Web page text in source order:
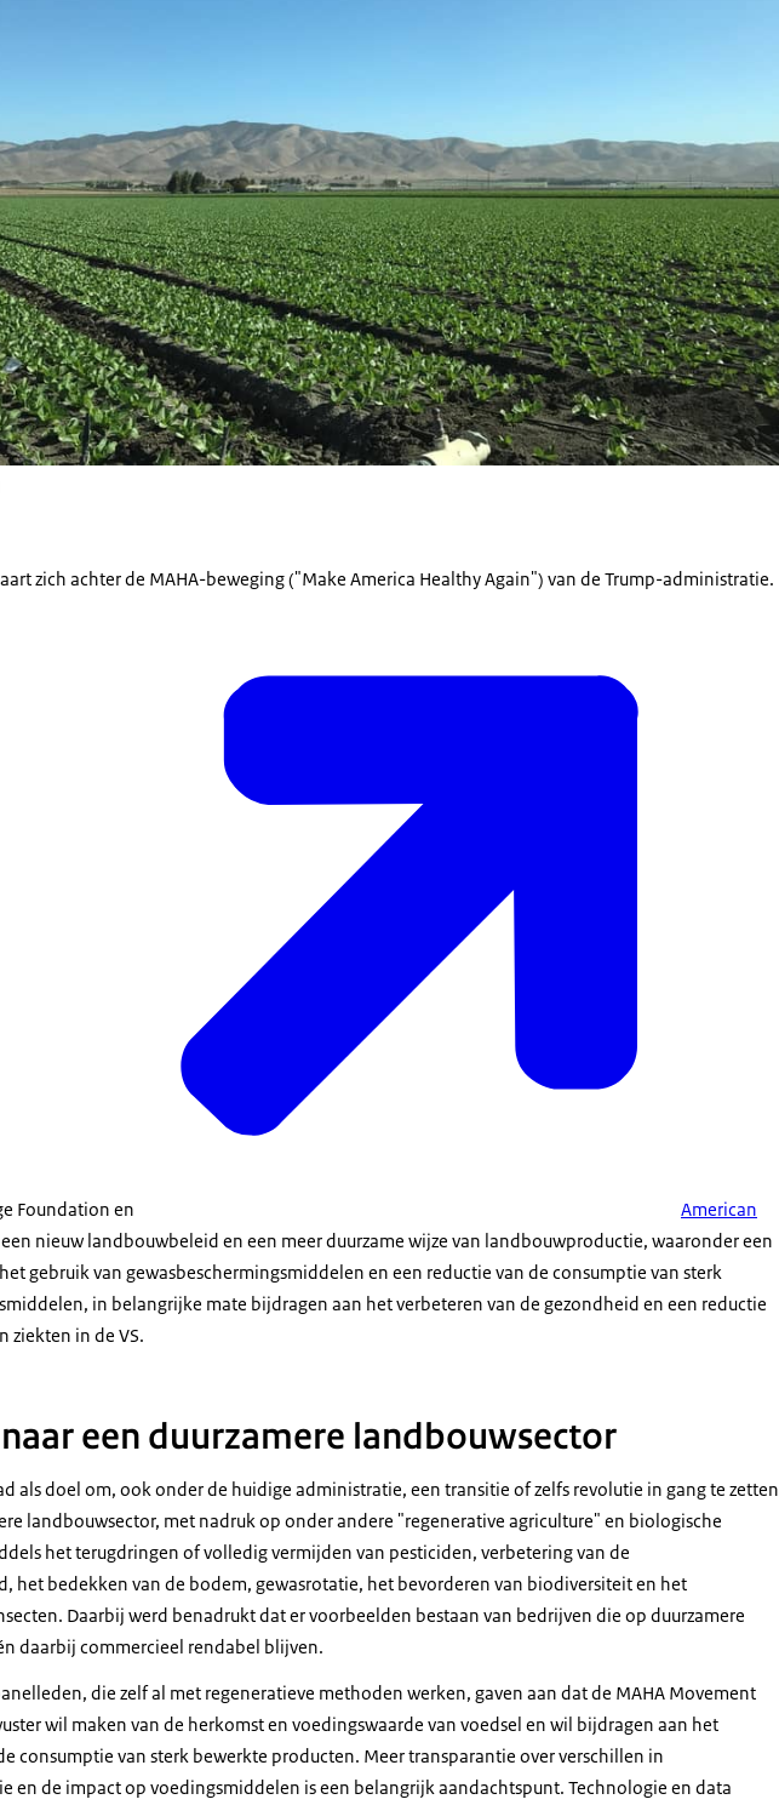
zich achter de MAHA-beweging ("Make America Healthy Again") van de Trump-administratie.
Foundation en
American
nieuw landbouwbeleid en een meer duurzame wijze van landbouwproductie, waaronder een
gebruik van gewasbeschermingsmiddelen en een reductie van de consumptie van sterk
in belangrijke mate bijdragen aan het verbeteren van de gezondheid en een reductie
ziekten in de VS.
een duurzamere landbouwsector
als doel om, ook onder de huidige administratie, een transitie of zelfs revolutie in gang te zetten
landbouwsector, met nadruk op onder andere "regenerative agriculture" en biologische
het terugdringen of volledig vermijden van pesticiden, verbetering van de
het bedekken van de bodem, gewasrotatie, het bevorderen van biodiversiteit en het
Daarbij werd benadrukt dat er voorbeelden bestaan van bedrijven die op duurzamere
daarbij commercieel rendabel blijven.
die zelf al met regeneratieve methoden werken, gaven aan dat de MAHA Movement
wil maken van de herkomst en voedingswaarde van voedsel en wil bijdragen aan het
consumptie van sterk bewerkte producten. Meer transparantie over verschillen in
en de impact op voedingsmiddelen is een belangrijk aandachtspunt. Technologie en data